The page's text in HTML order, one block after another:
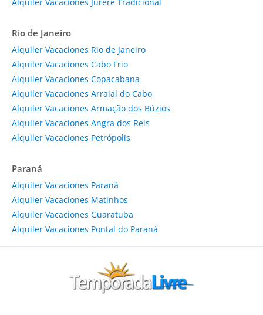
Rio de Janeiro
Alquiler Vacaciones Rio de Janeiro
Alquiler Vacaciones Cabo Frio
Alquiler Vacaciones Copacabana
Alquiler Vacaciones Arraial do Cabo
Alquiler Vacaciones Armação dos Búzios
Alquiler Vacaciones Angra dos Reis
Alquiler Vacaciones Petrópolis
Paraná
Alquiler Vacaciones Paraná
Alquiler Vacaciones Matinhos
Alquiler Vacaciones Guaratuba
Alquiler Vacaciones Pontal do Paraná